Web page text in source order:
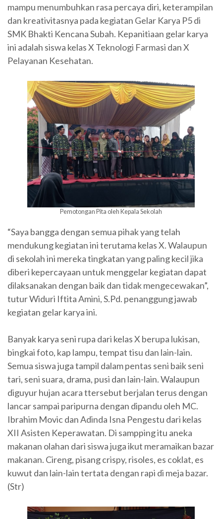
mampu menumbuhkan rasa percaya diri, keterampilan
dan kreativitasnya pada kegiatan Gelar Karya P5 di
SMK Bhakti Kencana Subah. Kepanitiaan gelar karya
ini adalah siswa kelas X Teknologi Farmasi dan X
Pelayanan Kesehatan.
Pemotongan Pita oleh Kepala Sekolah
“Saya bangga dengan semua pihak yang telah
mendukung kegiatan ini terutama kelas X. Walaupun
di sekolah ini mereka tingkatan yang paling kecil jika
diberi kepercayaan untuk menggelar kegiatan dapat
dilaksanakan dengan baik dan tidak mengecewakan”,
tutur Widuri Iftita Amini, S.Pd. penanggung jawab
kegiatan gelar karya ini.
Banyak karya seni rupa dari kelas X berupa lukisan,
bingkai foto, kap lampu, tempat tisu dan lain-lain.
Semua siswa juga tampil dalam pentas seni baik seni
tari, seni suara, drama, pusi dan lain-lain. Walaupun
diguyur hujan acara ttersebut berjalan terus dengan
lancar sampai paripurna dengan dipandu oleh MC.
Ibrahim Movic dan Adinda Isna Pengestu dari kelas
XII Asisten Keperawatan. Di sampping itu aneka
makanan olahan dari siswa juga ikut meramaikan bazar
makanan. Cireng, pisang crispy, risoles, es coklat, es
kuwut dan lain-lain tertata dengan rapi di meja bazar.
(Str)